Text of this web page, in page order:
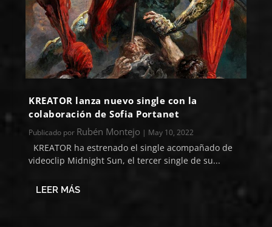
KREATOR lanza nuevo single con la
colaboración de Sofia Portanet
Publicado por Rubén Montejo | May 10, 2022
KREATOR ha estrenado el single acompañado de
videoclip Midnight Sun, el tercer single de su...
LEER MÁS